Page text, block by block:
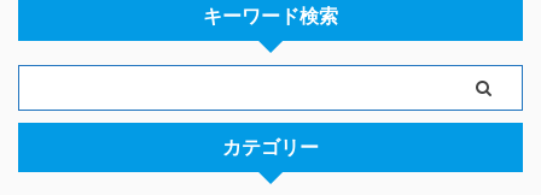
キーワード検索
カテゴリー